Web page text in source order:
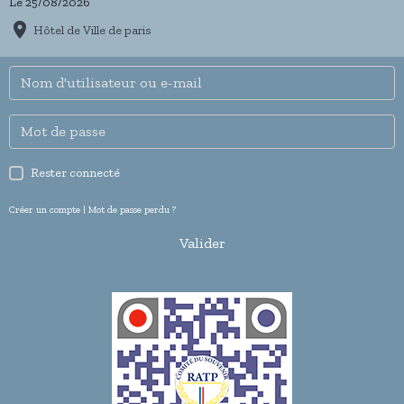
Hôtel de Ville de paris
Rester connecté
Créer un compte | Mot de passe perdu ?
Valider